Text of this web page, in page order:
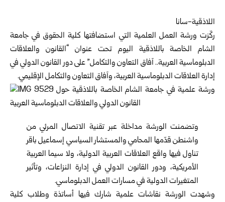
اللاذقية-سانا
ركّزت ورشة العمل العلمية التي استضافتها كلية الحقوق في جامعة
الشام الخاصة باللاذقية اليوم تحت عنوان “القانون والعلاقات
الدبلوماسية العربية.. آفاق التعاون والتكامل” على دور القانون الدولي في
إدارة العلاقات الدبلوماسية العربية، وآفاق التعاون والتكامل الإقليمي.
وتضمنت الورشة مداخلة عبر تقنية الاتصال المرئي من
واشنطن قدّمها المحامي والمستشار السياسي إسماعيل باقر
تناول فيها واقع العلاقات العربية الدولية، ولا سيما العربية
الأمريكية، ودور القانون الدولي في إدارة النزاعات، وتأثير
المتغيرات الدولية في مسارات العمل الدبلوماسي.
وشهدت الورشة نقاشات علمية شارك فيها أساتذة وطلاب كلية